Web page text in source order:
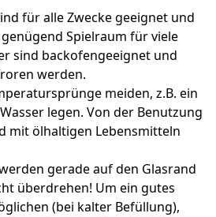
für alle Zwecke geeignet und
Spielraum für viele
sind backofengeeignet und
werden.
meiden, z.B. ein
legen. Von der Benutzung
mit ölhaltigen Lebensmitteln
gerade auf den Glasrand
überdrehen! Um ein gutes
(bei kalter Befüllung),